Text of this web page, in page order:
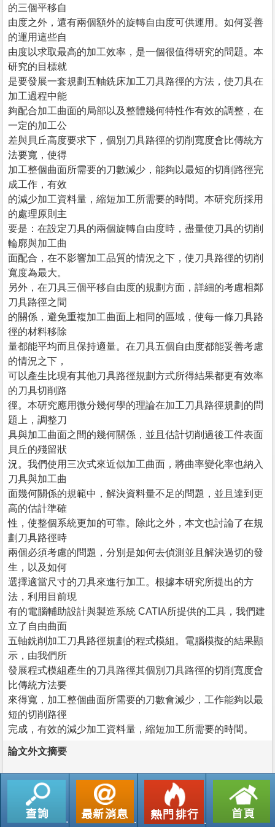
的三個平移自
由度之外，還有兩個額外的旋轉自由度可供運用。如何妥善
的運用這些自
由度以求取最高的加工效率，是一個很值得研究的問題。本
研究的目標就
是要發展一套規劃五軸銑床加工刀具路徑的方法，使刀具在
加工過程中能
夠配合加工曲面的局部以及整體幾何特性作有效的調整，在
一定的加工公
差與貝丘高度要求下，個別刀具路徑的切削寬度會比傳統方
法要寬，使得
加工整個曲面所需要的刀數減少，能夠以最短的切削路徑完
成工作，有效
的減少加工資料量，縮短加工所需要的時間。本研究所採用
的處理原則主
要是：在設定刀具的兩個旋轉自由度時，盡量使刀具的切削
輪廓與加工曲
面配合，在不影響加工品質的情況之下，使刀具路徑的切削
寬度為最大。
另外，在刀具三個平移自由度的規劃方面，詳細的考慮相鄰
刀具路徑之間
的關係，避免重複加工曲面上相同的區域，使每一條刀具路
徑的材料移除
量都能平均而且保持適量。在刀具五個自由度都能妥善考慮
的情況之下，
可以產生比現有其他刀具路徑規劃方式所得結果都更有效率
的刀具切削路
徑。本研究應用微分幾何學的理論在加工刀具路徑規劃的問
題上，調整刀
具與加工曲面之間的幾何關係，並且估計切削過後工件表面
貝丘的殘留狀
況。我們使用三次式來近似加工曲面，將曲率變化率也納入
刀具與加工曲
面幾何關係的規範中，解決資料量不足的問題，並且達到更
高的估計準確
性，使整個系統更加的可靠。除此之外，本文也討論了在規
劃刀具路徑時
兩個必須考慮的問題，分別是如何去偵測並且解決過切的發
生，以及如何
選擇適當尺寸的刀具來進行加工。根據本研究所提出的方
法，利用目前現
有的電腦輔助設計與製造系統 CATIA所提供的工具，我們建
立了自由曲面
五軸銑削加工刀具路徑規劃的程式模組。電腦模擬的結果顯
示，由我們所
發展程式模組產生的刀具路徑其個別刀具路徑的切削寬度會
比傳統方法要
來得寬，加工整個曲面所需要的刀數會減少，工作能夠以最
短的切削路徑
完成，有效的減少加工資料量，縮短加工所需要的時間。
論文外文摘要
返回列表